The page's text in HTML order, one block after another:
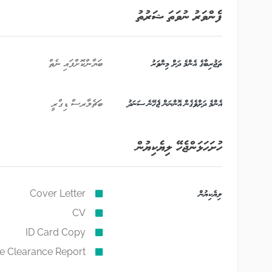
ފެންވަރު ނުވަތަ ޝަރުތު
ތަޖުރިބާގެ އެންމެ ދަށް މިންވަރު ބަޔާންކޮށްފައި ނެތް
އެންމެ ދަށްވެގެން އޮންނަން ޖެހޭނެ ސަނަދު ބަޗެލާރސް ޑިގްރީ
ހުށަހަޅަންޖެހޭ ލިޔެކިޔުން
ލިޔެކިޔުން
Cover Letter
CV
ID Card Copy
Clearance Report